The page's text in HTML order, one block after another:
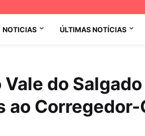
NOTICIAS ÚLTIMAS NOTÍCIAS
do
ao Corregedor-